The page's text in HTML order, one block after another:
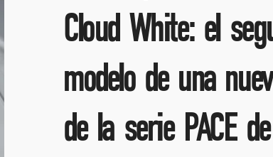
Cloud White: el
modelo de una
de la serie PACE de